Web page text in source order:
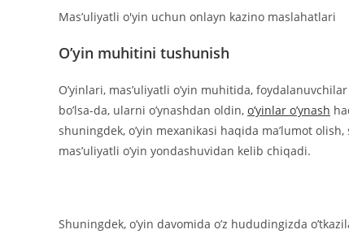
Mas’uliyatli o'yin uchun onlayn kazino maslahatlari
O’yin muhitini tushunish
O’yinlari, mas’uliyatli o’yin muhitida,
bo’lsa-da, ularni o’ynashdan oldin, o’yinlar o’ynash
shuningdek, o’yin mexanikasi haqida ma’lumot
mas’uliyatli o’yin yondashuvidan kelib chiqadi.
Shuningdek, o’yin davomida o’z hududingizda